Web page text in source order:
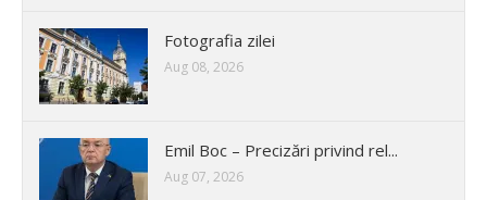
Fotografia zilei
Aug 08, 2026
Emil Boc – Precizări privind rel...
Aug 07, 2026